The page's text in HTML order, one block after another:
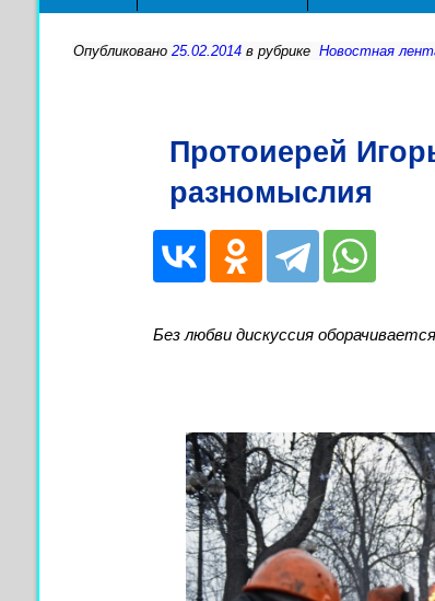
Опубликовано 25.02.2014 в рубрике Новостная
Протоиерей
разномыслия
Без любви дискуссия